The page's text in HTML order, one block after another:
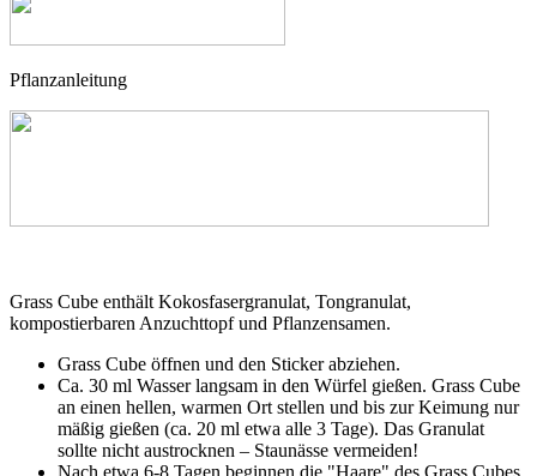
Pflanzanleitung
Grass Cube enthält Kokosfasergranulat, Tongranulat,
kompostierbaren Anzuchttopf und Pflanzensamen.
Grass Cube öffnen und den Sticker abziehen.
Ca. 30 ml Wasser langsam in den Würfel gießen. Grass Cube
an einen hellen, warmen Ort stellen und bis zur Keimung nur
mäßig gießen (ca. 20 ml etwa alle 3 Tage). Das Granulat
sollte nicht austrocknen – Staunässe vermeiden!
Nach etwa 6-8 Tagen beginnen die "Haare" des Grass Cubes